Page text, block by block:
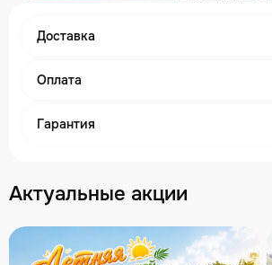
Доставка
Оплата
Гарантия
Актуальные акции